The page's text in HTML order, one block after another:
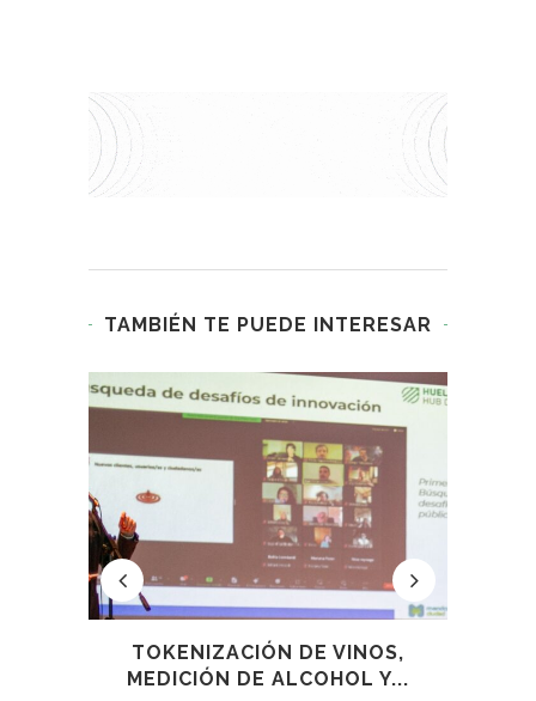
TAMBIÉN TE PUEDE INTERESAR
TOKENIZACIÓN DE VINOS,
MEDICIÓN DE ALCOHOL Y...